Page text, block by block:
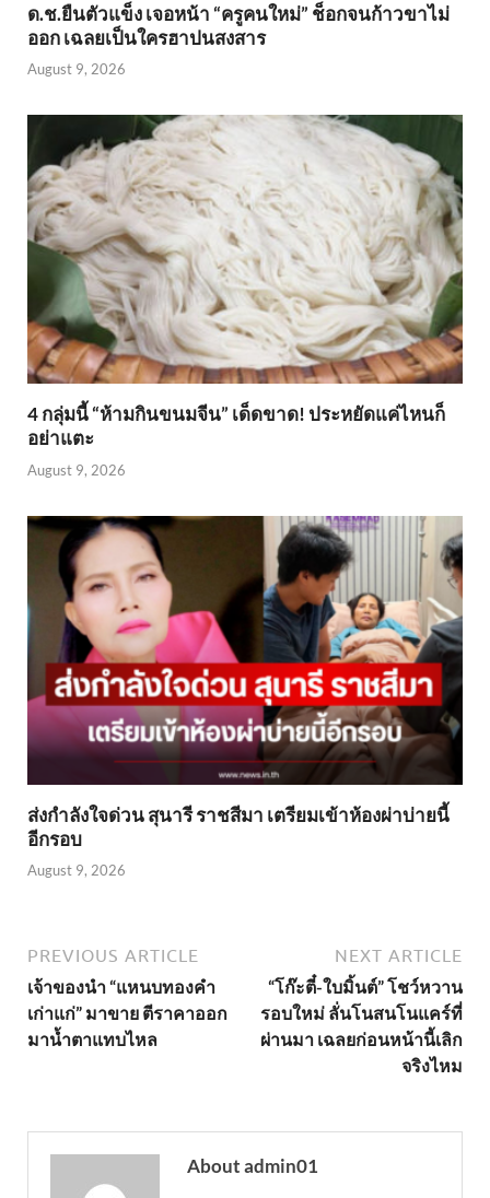
ด.ช.ยืนตัวแข็ง เจอหน้า “ครูคนใหม่” ช็อกจนก้าวขาไม่
ออก เฉลยเป็นใครฮาปนสงสาร
August 9, 2026
4 กลุ่มนี้ “ห้ามกินขนมจีน” เด็ดขาด! ประหยัดแค่ไหนก็
อย่าแตะ
August 9, 2026
ส่งกำลังใจด่วน สุนารี ราชสีมา เตรียมเข้าห้องผ่าบ่ายนี้
อีกรอบ
August 9, 2026
PREVIOUS ARTICLE
เจ้าของนำ “แหนบทองคำ
เก่าแก่” มาขาย ตีราคาออก
มาน้ำตาแทบไหล
NEXT ARTICLE
“โก๊ะตี๋-ใบมิ้นต์” โชว์หวาน
รอบใหม่ ลั่นโนสนโนแคร์ที่
ผ่านมา เฉลยก่อนหน้านี้เลิก
จริงไหม
About admin01